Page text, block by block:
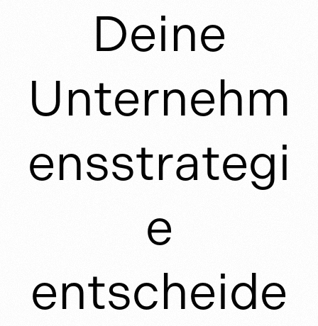
Deine
Unternehm
ensstrategi
e
entscheide